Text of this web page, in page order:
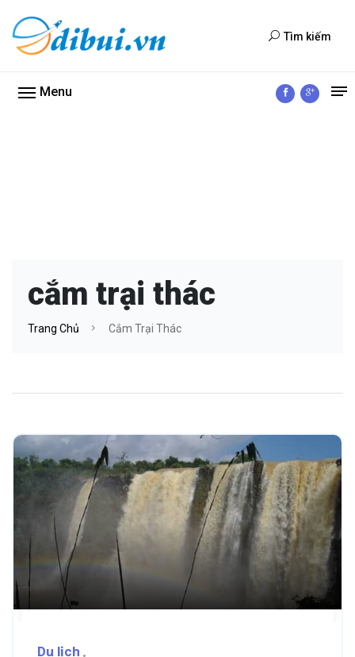
Tìm kiếm
Menu
cắm trại thác
Trang Chủ Cắm Trại Thác
Du lịch